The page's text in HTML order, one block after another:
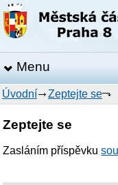
Menu
Úvodní Zeptejte se
Zeptejte se
Zasláním příspěvku